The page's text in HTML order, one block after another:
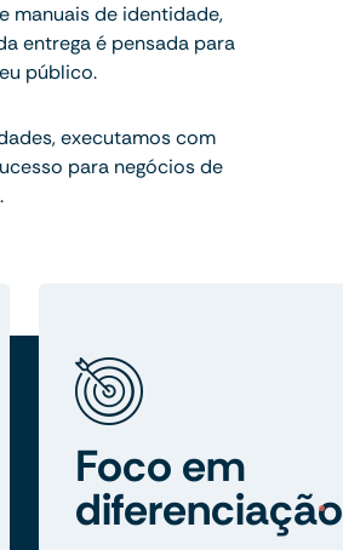
manuais de identidade,
entrega é pensada para
público.
executamos com
para negócios de
Foco em
diferenciação